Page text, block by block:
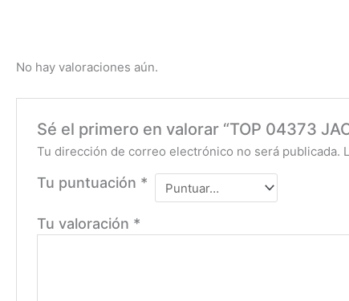
No hay valoraciones aún.
Sé el primero en valorar “TOP 04373
Tu dirección de correo electrónico no será publicada.
Tu puntuación *
Tu valoración *